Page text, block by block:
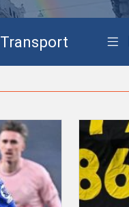
Transport